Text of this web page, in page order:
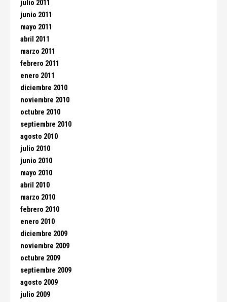
julio 2011
junio 2011
mayo 2011
abril 2011
marzo 2011
febrero 2011
enero 2011
diciembre 2010
noviembre 2010
octubre 2010
septiembre 2010
agosto 2010
julio 2010
junio 2010
mayo 2010
abril 2010
marzo 2010
febrero 2010
enero 2010
diciembre 2009
noviembre 2009
octubre 2009
septiembre 2009
agosto 2009
julio 2009